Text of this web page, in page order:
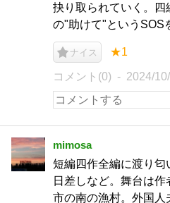
抉り取られていく。
の"助けて"というSOS
ナイス ★1
コメント(0) 2024/
mimosa
短編四作全編に渡り匂
日差しなど。舞台は
市の南の漁村。外国人